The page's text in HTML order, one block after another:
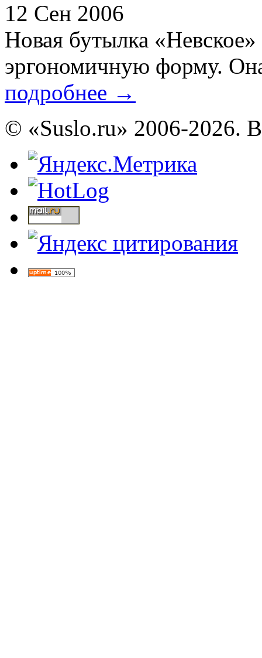
12 Сен 2006
Новая бутылка
эргономичную форму.
подробнее →
© «Suslo.ru» 2006-2026.